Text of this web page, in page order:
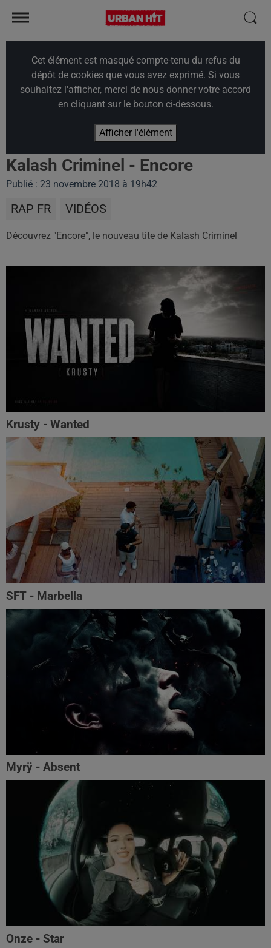
Cet élément est masqué compte-tenu du refus du
dépôt de cookies que vous avez exprimé. Si vous
souhaitez l'afficher, merci de nous donner votre accord
en cliquant sur le bouton ci-dessous.
Afficher l'élément
Kalash Criminel - Encore
Publié : 23 novembre 2018 à 19h42
RAP FR VIDÉOS
Découvrez "Encore", le nouveau tite de Kalash Criminel
Krusty - Wanted
SFT - Marbella
Myrÿ - Absent
Onze - Star